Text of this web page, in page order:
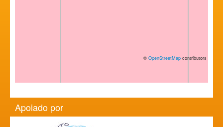
© OpenStreetMap contributors
Apoiado por